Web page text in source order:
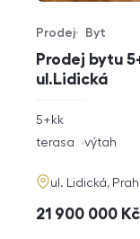
Prodej bytu
ul.Lidická
Typ nabídky
Prodej
Typ nemovitosti
Byt
rozměry
5+kk
funkce
terasa výtah
adresa
ul. Lidická,
cena
21 900 000 Kč